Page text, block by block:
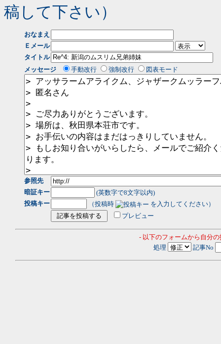
稿して下さい）
おなまえ
Ｅメール
タイトル
メッセージ
手動改行 強制改行 図表モード
参照先
暗証キー
(英数字で8文字以内)
投稿キー
（投稿時
を入力してください）
プレビュー
- 以下のフォームから自分
処理
記事No